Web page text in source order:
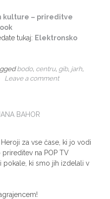
kulture – prireditve
tukaj: Elektronsko
bodo, centru, gib, jarh,
Leave a comment
BAHOR
za vse čase, ki jo vodi
na POP TV
pokale, ki smo jih izdelali v